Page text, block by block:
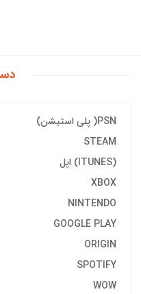
PSN( پلی استیشن)
STEAM
(ITUNES) اپل
XBOX
NINTENDO
GOOGLE PLAY
ORIGIN
SPOTIFY
WOW